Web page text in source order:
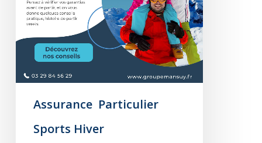
Assurance Particulier
Sports Hiver